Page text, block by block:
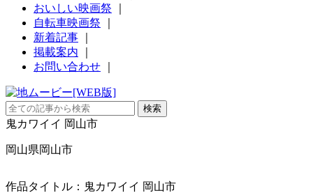
おいしい映画祭
自転車映画祭
新着記事
掲載案内
お問い合わせ
鬼カワイイ 岡山市
岡山県岡山市
作品タイトル：鬼カワイイ 岡山市